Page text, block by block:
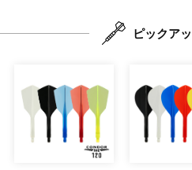
ピックア